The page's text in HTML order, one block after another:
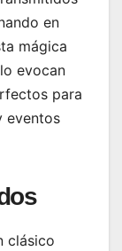
en
mágica
evocan
para
eventos
clásico